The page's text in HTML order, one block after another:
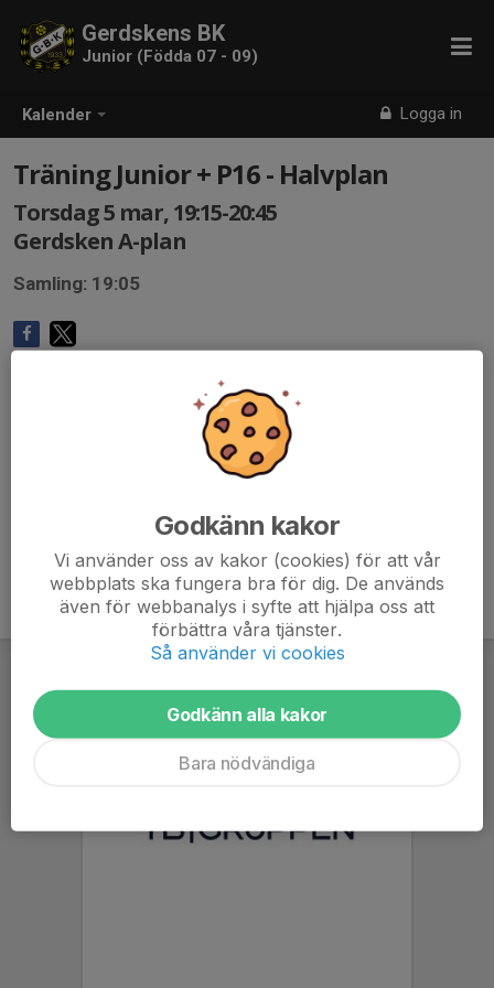
Kalender Logga in
Gerdskens BK
Junior (Födda 07 - 09)
Träning Junior + P16 - Halvplan
Torsdag 5 mar, 19:15-20:45
Gerdsken A-plan
Samling: 19:05
Godkänn kakor
Vi använder oss av kakor (cookies) för att vår
webbplats ska fungera bra för dig. De används
även för webbanalys i syfte att hjälpa oss att
förbättra våra tjänster.
Så använder vi cookies
Godkänn alla kakor
Bara nödvändiga